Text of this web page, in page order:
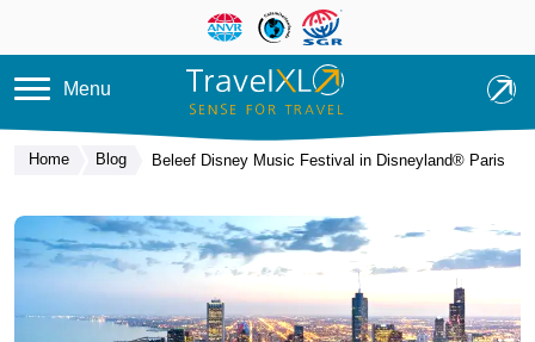
Overslaan en naar de inhoud
Menu
Home Blog Beleef Disney Music Festival in Disneyland® Paris